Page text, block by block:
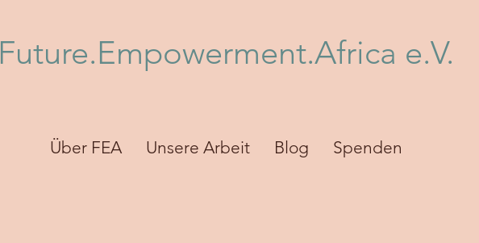
Future.Empowerment.Africa e.V.
Über FEA Unsere Arbeit Blog Spenden